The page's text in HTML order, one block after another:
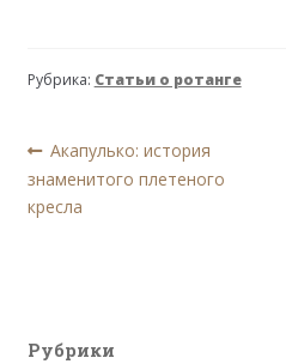
Рубрика: Статьи о ротанге
Навигация
по
Предыдущая
запись:
Акапулько: история
знаменитого плетеного
кресла
Рубрики